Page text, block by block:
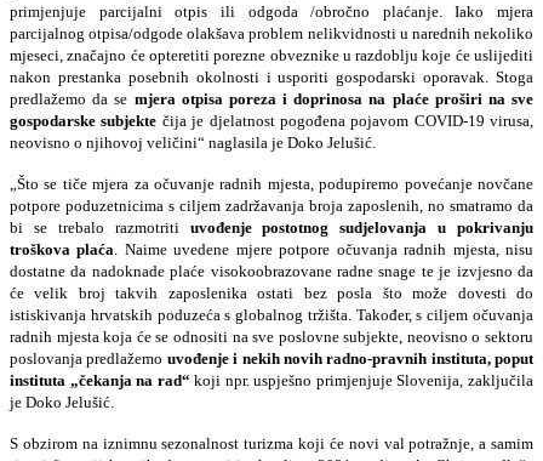
primjenjuje parcijalni otpis ili odgoda /obročno plaćanje. Iako mjera
parcijalnog otpisa/odgode olakšava problem nelikvidnosti u narednih nekoliko
mjeseci, značajno će opteretiti porezne obveznike u razdoblju koje će uslijediti
nakon prestanka posebnih okolnosti i usporiti gospodarski oporavak. Stoga
predlažemo da se mjera otpisa poreza i doprinosa na plaće proširi na sve
gospodarske subjekte čija je djelatnost pogođena pojavom COVID-19 virusa,
neovisno o njihovoj veličini“ naglasila je Doko Jelušić.
„Što se tiče mjera za očuvanje radnih mjesta, podupiremo povećanje novčane
potpore poduzetnicima s ciljem zadržavanja broja zaposlenih, no smatramo da
bi se trebalo razmotriti uvođenje postotnog sudjelovanja u pokrivanju
troškova plaća. Naime uvedene mjere potpore očuvanja radnih mjesta, nisu
dostatne da nadoknade plaće visokoobrazovane radne snage te je izvjesno da
će velik broj takvih zaposlenika ostati bez posla što može dovesti do
istiskivanja hrvatskih poduzeća s globalnog tržišta. Također, s ciljem očuvanja
radnih mjesta koja će se odnositi na sve poslovne subjekte, neovisno o sektoru
poslovanja predlažemo uvođenje i nekih novih radno-pravnih instituta, poput
instituta „čekanja na rad“koji npr. uspješno primjenjuje Slovenija, zaključila
je Doko Jelušić.
S obzirom na iznimnu sezonalnost turizma koji će novi val potražnje, a samim